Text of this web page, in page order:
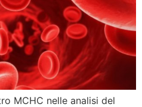
MCHC nelle analisi del